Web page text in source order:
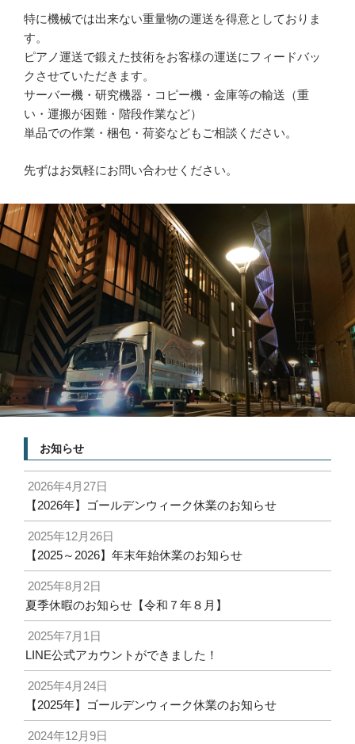
特に機械では出来ない重量物の運送を得意としておりま
す。
ピアノ運送で鍛えた技術をお客様の運送にフィードバッ
クさせていただきます。
サーバー機・研究機器・コピー機・金庫等の輸送（重
い・運搬が困難・階段作業など）
単品での作業・梱包・荷姿などもご相談ください。
先ずはお気軽にお問い合わせください。
お知らせ
2026年4月27日
【2026年】ゴールデンウィーク休業のお知らせ
2025年12月26日
【2025～2026】年末年始休業のお知らせ
2025年8月2日
夏季休暇のお知らせ【令和７年８月】
2025年7月1日
LINE公式アカウントができました！
2025年4月24日
【2025年】ゴールデンウィーク休業のお知らせ
2024年12月9日